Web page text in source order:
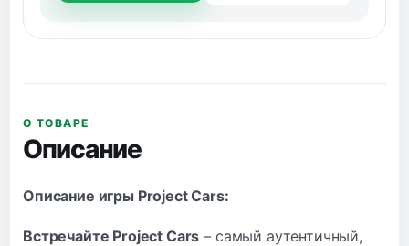
О ТОВАРЕ
Описание
Описание игры Project Cars:
Встречайте Project Cars – самый аутентичный,